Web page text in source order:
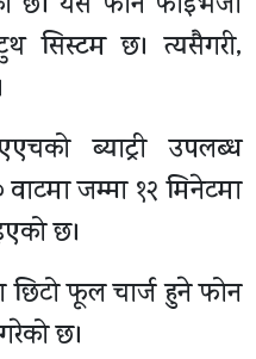
सिस्टम छ। त्यसैगरी,
ब्याट्री उपलब्ध
वाटमा जम्मा १२ मिनेटमा
छ।
छिटो फूल चार्ज हुने फोन
छ।